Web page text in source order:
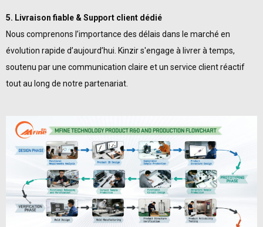
5. Livraison fiable & Support client dédié
Nous comprenons l’importance des délais dans le marché en
évolution rapide d’aujourd’hui. Kinzir s'engage à livrer à temps,
soutenu par une communication claire et un service client réactif
tout au long de notre partenariat.